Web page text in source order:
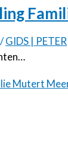
/GIDS | PETER
Mutert